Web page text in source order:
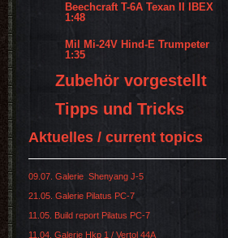
Beechcraft T-6A Texan II IBEX
1:48
Mil Mi-24V Hind-E Trumpeter
1:35
Zubehör vorgestellt
Tipps und Tricks
Aktuelles / current topics
09.07. Galerie Shenyang J-5
21.05. Galerie Pilatus PC-7
11.05. Build report Pilatus PC-7
11.04. Galerie Hkp 1 / Vertol 44A